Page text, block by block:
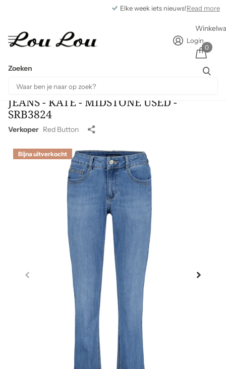
Elke week iets nieuws!Read more
Zoeken
Login
0
JEANS - KATE - MIDSTONE USED -
SRB3824
Verkoper Red Button
Bijna uitverkocht